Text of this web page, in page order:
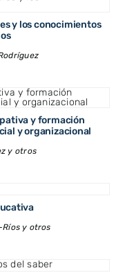
y los conocimientos
y formación
y organizacional
y otros
y otros